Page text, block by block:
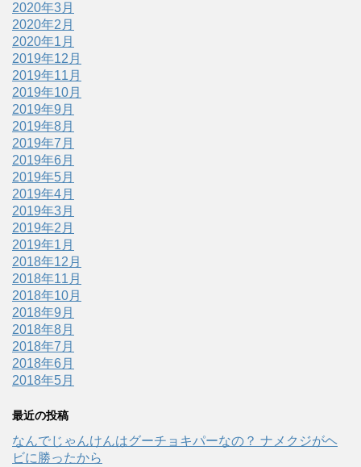
2020年3月
2020年2月
2020年1月
2019年12月
2019年11月
2019年10月
2019年9月
2019年8月
2019年7月
2019年6月
2019年5月
2019年4月
2019年3月
2019年2月
2019年1月
2018年12月
2018年11月
2018年10月
2018年9月
2018年8月
2018年7月
2018年6月
2018年5月
最近の投稿
なんでじゃんけんはグーチョキパーなの？ ナメクジがヘ
ビに勝ったから